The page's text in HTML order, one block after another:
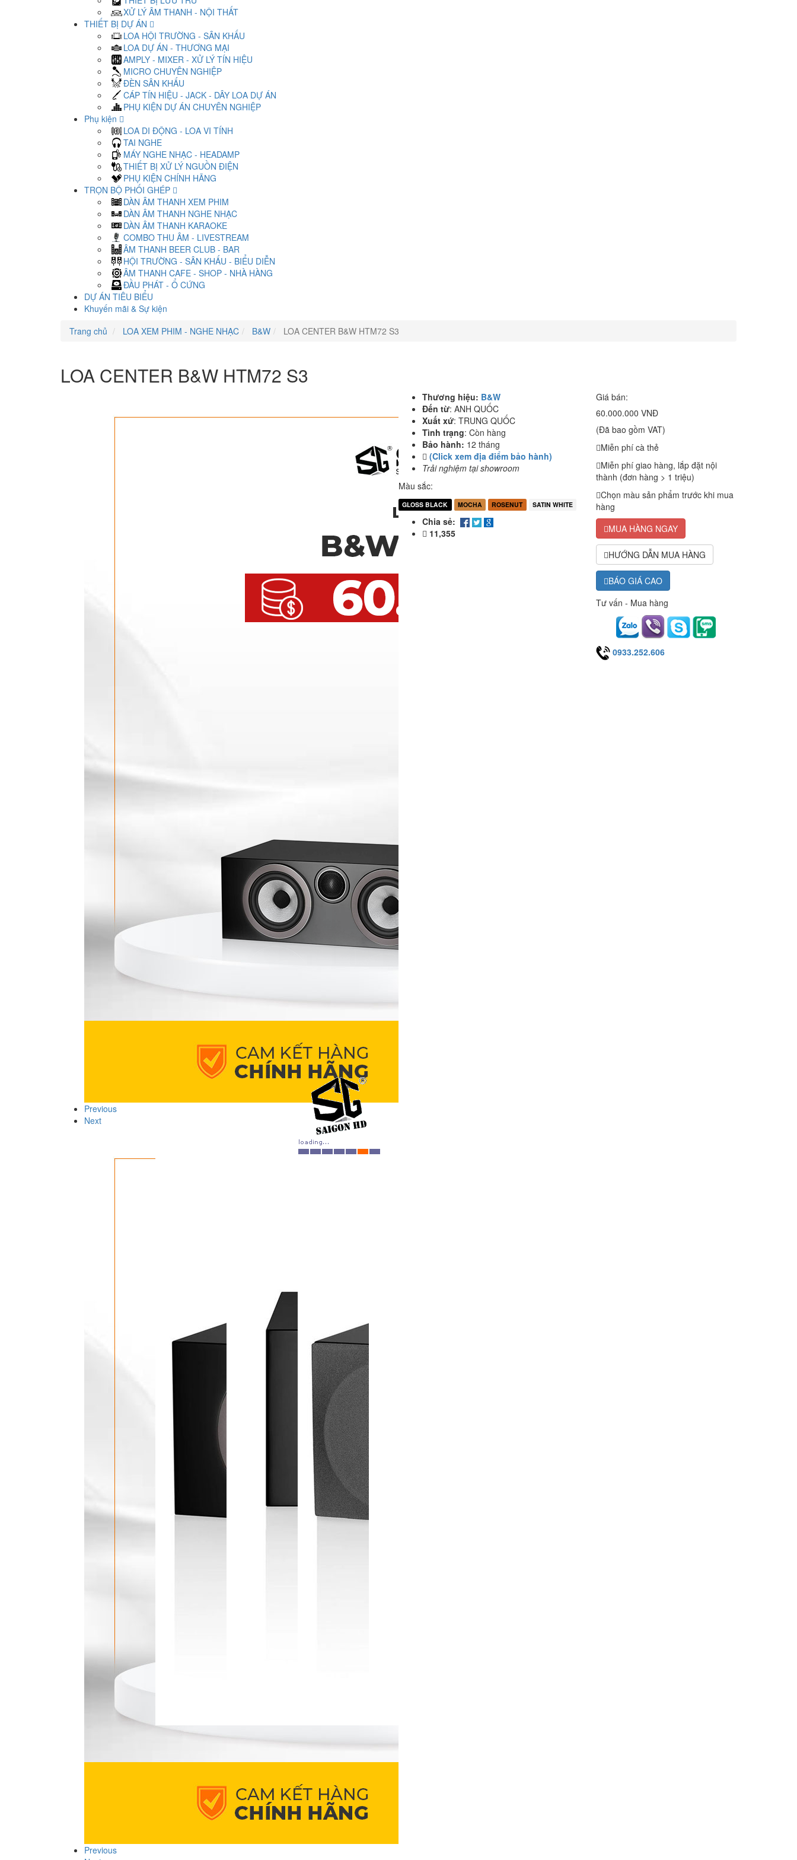
XỬ LÝ ÂM THANH - NỘI THẤT
THIẾT BỊ DỰ ÁN
LOA HỘI TRƯỜNG - SÂN KHẤU
LOA DỰ ÁN - THƯƠNG MẠI
AMPLY - MIXER - XỬ LÝ TÍN HIỆU
MICRO CHUYÊN NGHIỆP
ĐÈN SÂN KHẤU
CÁP TÍN HIỆU - JACK - DÂY LOA DỰ ÁN
PHỤ KIỆN DỰ ÁN CHUYÊN NGHIỆP
Phụ kiện
LOA DI ĐỘNG - LOA VI TÍNH
TAI NGHE
MÁY NGHE NHẠC - HEADAMP
THIẾT BỊ XỬ LÝ NGUỒN ĐIỆN
PHỤ KIỆN CHÍNH HÃNG
TRỌN BỘ PHỐI GHÉP
DÀN ÂM THANH XEM PHIM
DÀN ÂM THANH NGHE NHẠC
DÀN ÂM THANH KARAOKE
COMBO THU ÂM - LIVESTREAM
ÂM THANH BEER CLUB - BAR
HỘI TRƯỜNG - SÂN KHẤU - BIỂU DIỄN
ÂM THANH CAFE - SHOP - NHÀ HÀNG
ĐẦU PHÁT - Ổ CỨNG
DỰ ÁN TIÊU BIỂU
Khuyến mãi & Sự kiện
Trang chủ
LOA XEM PHIM - NGHE NHẠC B&W LOA CENTER B&W HTM72 S3
LOA CENTER B&W HTM72 S3
Previous
Next
Previous
Thương hiệu: B&W
Đến từ: ANH QUỐC
Xuất xứ: TRUNG QUỐC
Tình trạng: Còn hàng
Bảo hành: 12 tháng
(Click xem địa điểm bảo hành)
Trải nghiệm tại showroom
Màu sắc:
GLOSS BLACK MOCHA ROSENUT SATIN WHITE
Chia sẻ:
11,355
Giá bán:
60.000.000 VNĐ
(Đã bao gồm VAT)
Miễn phí cà thẻ
Miễn phí giao hàng, lắp đặt nội
thành (đơn hàng > 1 triệu)
Chọn màu sản phẩm trước khi mua
hàng
MUA HÀNG NGAY
HƯỚNG DẪN MUA HÀNG
BÁO GIÁ CAO
Tư vấn - Mua hàng
0933.252.606